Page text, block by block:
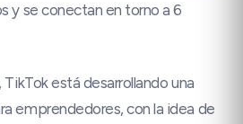
y se conectan en torno a 6
está desarrollando una
emprendedores, con la idea de